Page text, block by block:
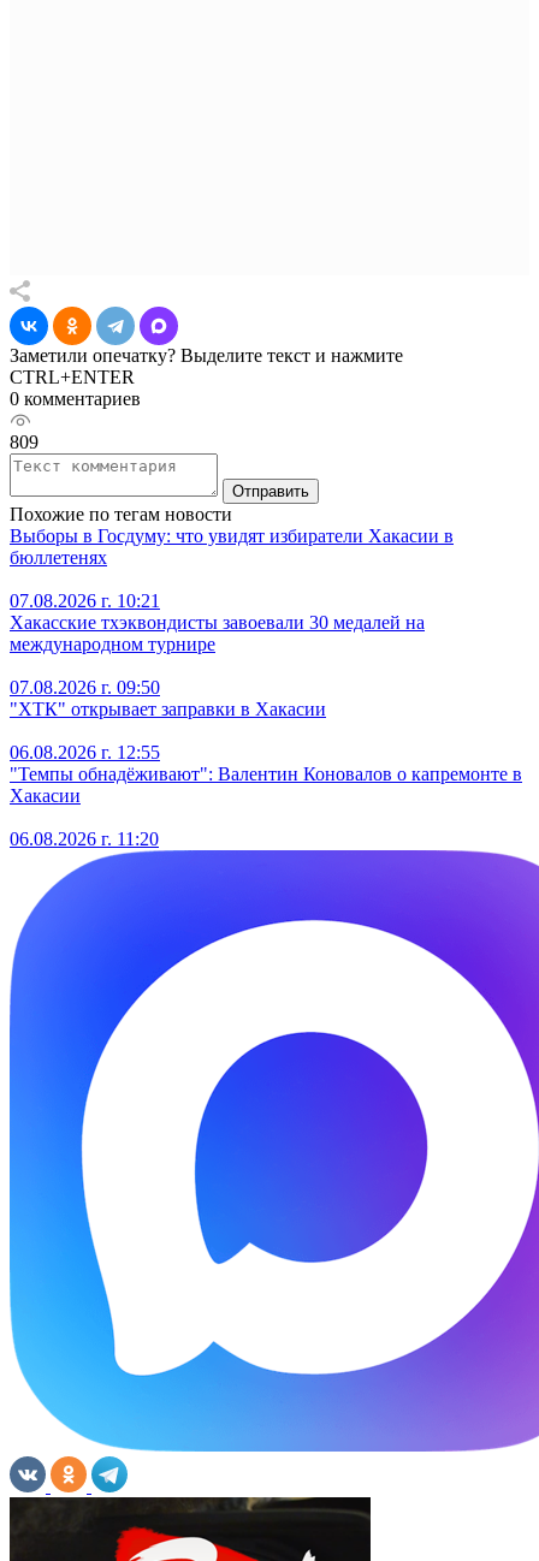
Заметили опечатку? Выделите текст и нажмите
CTRL+ENTER
0 комментариев
809
Отправить
Похожие по тегам новости
Выборы в Госдуму: что увидят избиратели Хакасии в
бюллетенях
07.08.2026 г. 10:21
Хакасские тхэквондисты завоевали 30 медалей на
международном турнире
07.08.2026 г. 09:50
"ХТК" открывает заправки в Хакасии
06.08.2026 г. 12:55
"Темпы обнадёживают": Валентин Коновалов о капремонте в
Хакасии
06.08.2026 г. 11:20